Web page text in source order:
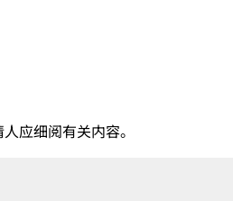
应细阅有关内容。